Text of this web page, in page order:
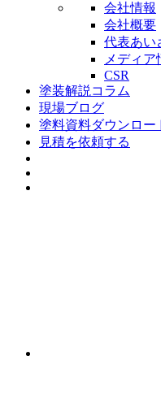
会社情報
会社概要
代表あい
メディ
CSR
塗装解説コラム
現場ブログ
塗料資料ダウンロー
見積を依頼する